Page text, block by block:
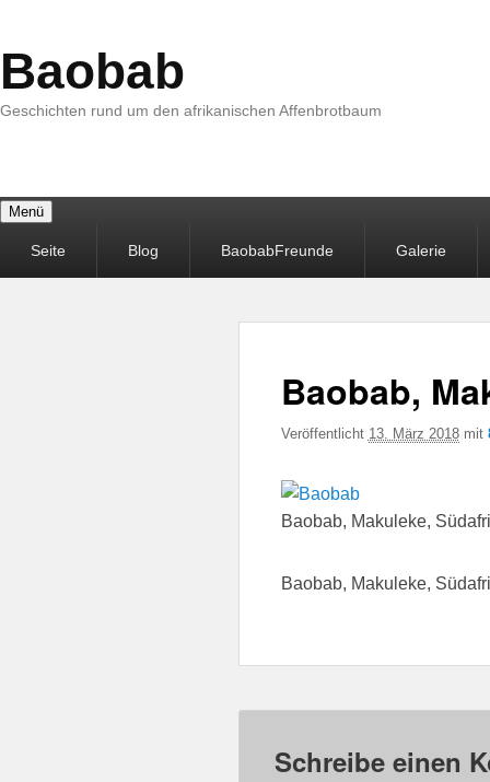
Baobab
Geschichten rund um den afrikanischen Affenbrotbaum
Menü
MenüSeite Blog BaobabFreunde Galerie
Baobab,
Veröffentlicht 13. März 2018mit
Baobab, Makuleke,
Baobab, Makuleke,
Schreibe einen